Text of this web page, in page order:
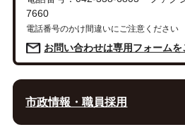
7660
電話番号のかけ間違いにご注意ください
お問い合わせは専用フォームを
市政情報・職員採用